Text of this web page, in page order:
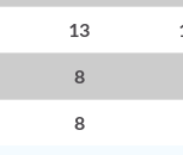
13
8
8